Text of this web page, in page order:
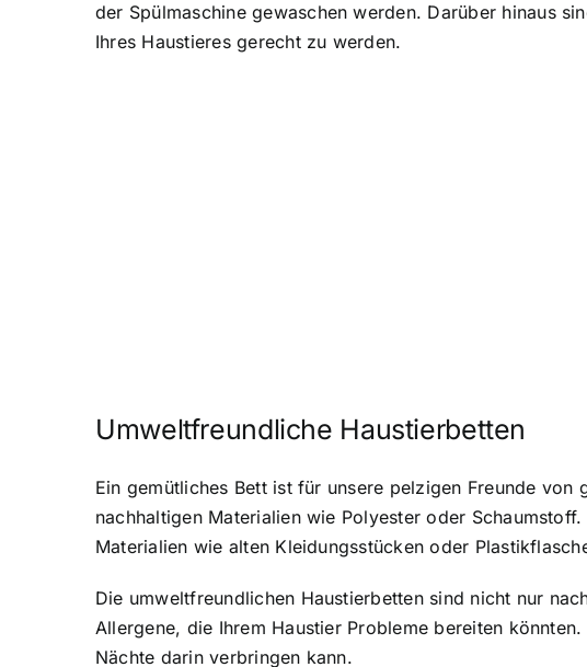
der Spülmaschine gewaschen werden. Darüber hinaus
Ihres Haustieres gerecht zu werden.
Umweltfreundliche Haustierbetten
Ein gemütliches Bett ist für unsere pelzigen Freunde
nachhaltigen Materialien wie Polyester oder
Materialien wie alten Kleidungsstücken oder
Die umweltfreundlichen Haustierbetten sind nicht nur
Allergene, die Ihrem Haustier Probleme bereiten
Nächte darin verbringen kann.